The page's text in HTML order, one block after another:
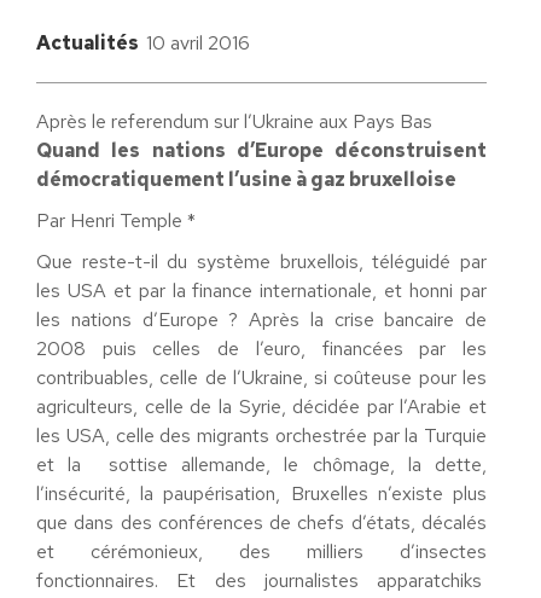
Actualités 10 avril 2016
Après le referendum sur l’Ukraine aux Pays Bas
Quand les nations d’Europe déconstruisent
démocratiquement l’usine à gaz bruxelloise
Par Henri Temple *
Que reste-t-il du système bruxellois, téléguidé par
les USA et par la finance internationale, et honni par
les nations d’Europe ? Après la crise bancaire de
2008 puis celles de l’euro, financées par les
contribuables, celle de l’Ukraine, si coûteuse pour les
agriculteurs, celle de la Syrie, décidée par l’Arabie et
les USA, celle des migrants orchestrée par la Turquie
et la sottise allemande, le chômage, la dette,
l’insécurité, la paupérisation, Bruxelles n’existe plus
que dans des conférences de chefs d’états, décalés
et cérémonieux, des milliers d’insectes
fonctionnaires. Et des journalistes apparatchiks